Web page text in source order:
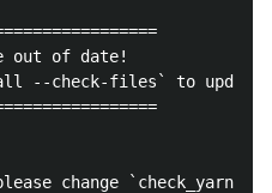
out of date!
--check-files` to update.
change